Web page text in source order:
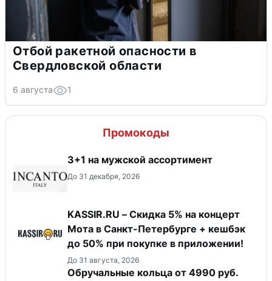
Отбой ракетной опасности в
Свердловской области
6 августа 1
Промокоды
3+1 на мужской ассортимент
До 31 декабря, 2026
KASSIR.RU – Скидка 5% на концерт
Мота в Санкт-Петербурге + кешбэк
до 50% при покупке в приложении!
До 31 августа, 2026
Обручальные кольца от 4990 руб.